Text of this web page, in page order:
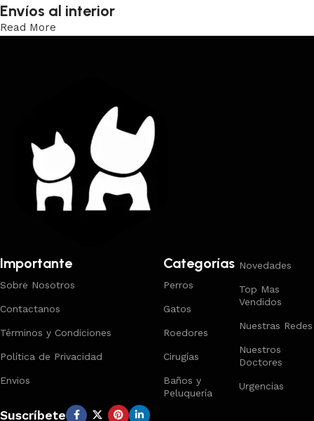
Envíos al interior
Read More
Importante
Sobre Nosotros
Contactanos
Términos y Condiciones
Política de Privacidad
Envios
Categorías
Perros
Gatos
Roedores
Cirugías
Baños y
Peluquería
Novedades
Top Mas
Vendidos
Nuestras Redes
Nuestros
Doctores
Urgencias
Suscríbete